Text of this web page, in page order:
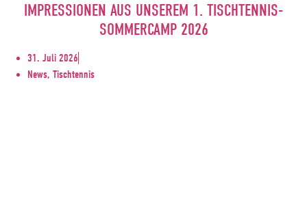
IMPRESSIONEN AUS UNSEREM 1. TISCHTENNIS-
SOMMERCAMP 2026
31. Juli 2026
News, Tischtennis